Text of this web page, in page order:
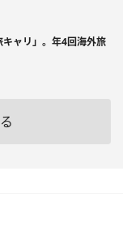
ャリ」。年4回海外旅